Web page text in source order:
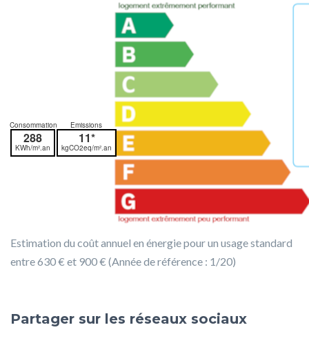
Consommation
288
KWh/m².an
Emissions
11*
kgCO2eq/m².an
Estimation du coût annuel en énergie pour un usage standard
entre 630 € et 900 € (Année de référence : 1/20)
Partager sur les réseaux sociaux